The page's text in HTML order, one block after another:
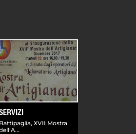
Battipaglia, XVII Mostra